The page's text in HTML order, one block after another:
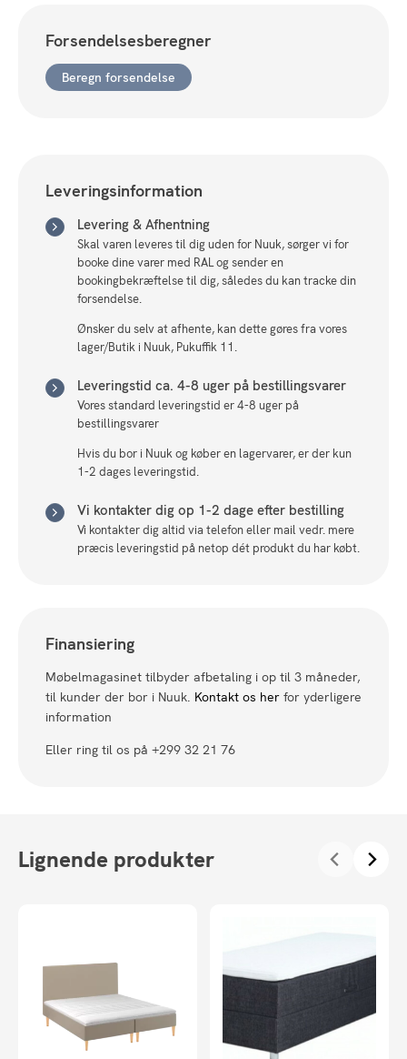
Betræk
(2025)
Forsendelsesberegner
Beregn forsendelse
Leveringsinformation
Levering & Afhentning
Skal varen leveres til dig uden for Nuuk, sørger vi for
booke dine varer med RAL og sender en
bookingbekræftelse til dig, således du kan tracke din
forsendelse.
Ønsker du selv at afhente, kan dette gøres fra vores
lager/Butik i Nuuk, Pukuffik 11.
Leveringstid ca. 4-8 uger på bestillingsvarer
Vores standard leveringstid er 4-8 uger på
bestillingsvarer
Hvis du bor i Nuuk og køber en lagervarer, er der kun
1-2 dages leveringstid.
Vi kontakter dig op 1-2 dage efter bestilling
Vi kontakter dig altid via telefon eller mail vedr. mere
præcis leveringstid på netop dét produkt du har købt.
Finansiering
Møbelmagasinet tilbyder afbetaling i op til 3 måneder,
til kunder der bor i Nuuk. Kontakt os her for yderligere
information
Eller ring til os på +299 32 21 76
Lignende produkter